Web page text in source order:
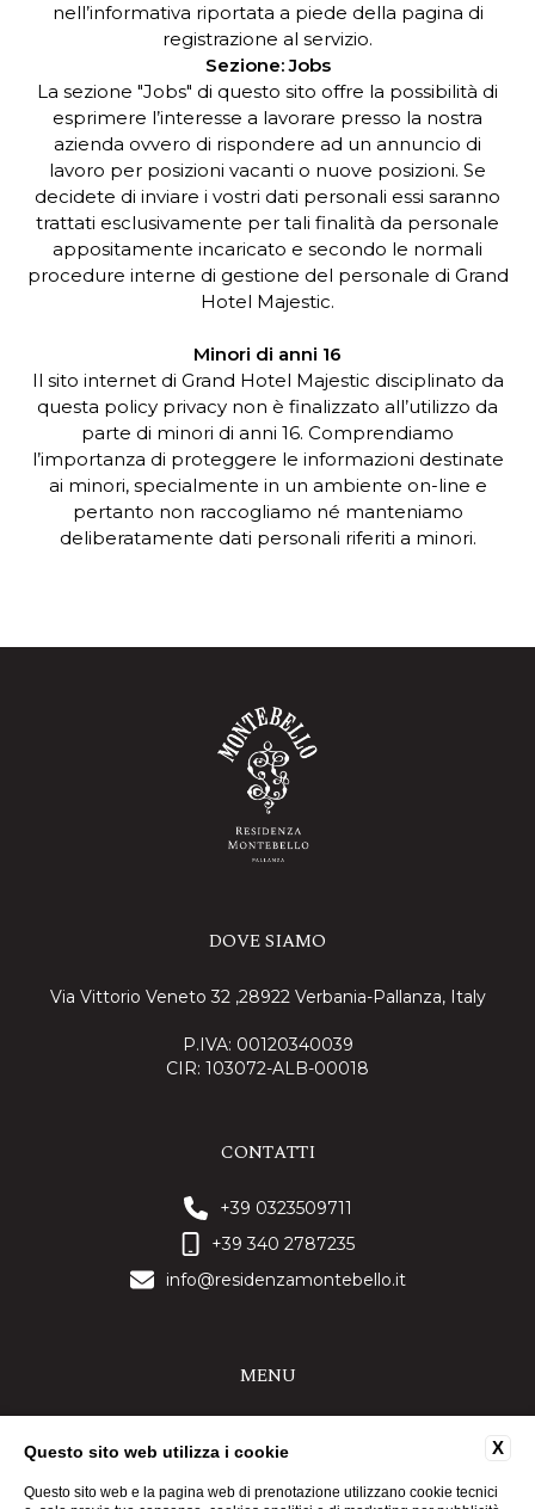
nell’informativa riportata a piede della pagina di
registrazione al servizio.
Sezione: Jobs
La sezione "Jobs" di questo sito offre la possibilità di
esprimere l’interesse a lavorare presso la nostra
azienda ovvero di rispondere ad un annuncio di
lavoro per posizioni vacanti o nuove posizioni. Se
decidete di inviare i vostri dati personali essi saranno
trattati esclusivamente per tali finalità da personale
appositamente incaricato e secondo le normali
procedure interne di gestione del personale di Grand
Hotel Majestic.
Minori di anni 16
Il sito internet di Grand Hotel Majestic disciplinato da
questa policy privacy non è finalizzato all’utilizzo da
parte di minori di anni 16. Comprendiamo
l’importanza di proteggere le informazioni destinate
ai minori, specialmente in un ambiente on-line e
pertanto non raccogliamo né manteniamo
deliberatamente dati personali riferiti a minori.
DOVE SIAMO
Via Vittorio Veneto 32 ,28922 Verbania-Pallanza, Italy
P.IVA: 00120340039
CIR: 103072-ALB-00018
CONTATTI
+39 0323509711
+39 340 2787235
info@residenzamontebello.it
MENU
DATI SOCIETARI
PRIVACY POLICY
X
Questo sito web utilizza i cookie
Questo sito web e la pagina web di prenotazione utilizzano cookie tecnici